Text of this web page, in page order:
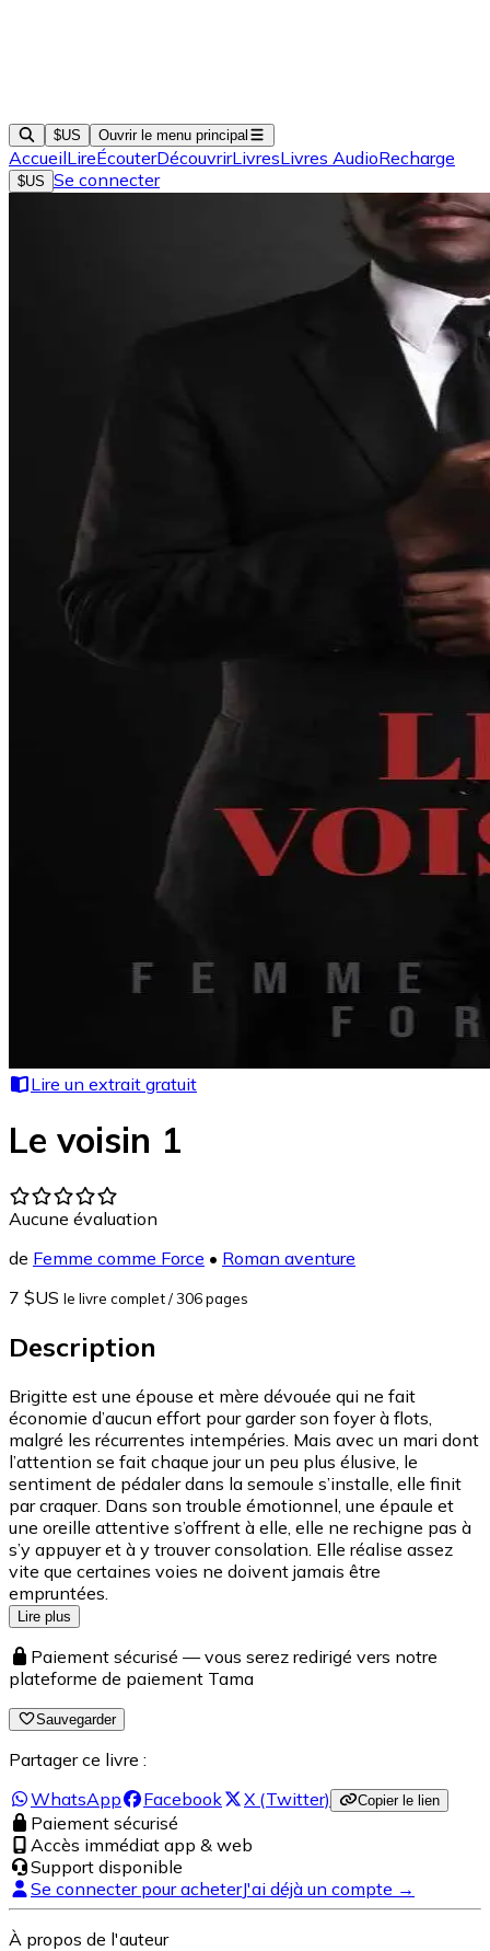
$US Ouvrir le menu principal
AccueilLireÉcouterDécouvrirLivresLivres AudioRecharge
$US Se connecter
Lire un extrait gratuit
Le voisin 1
Aucune évaluation
de Femme comme Force • Roman aventure
7 $US le livre complet/ 306 pages
Description
Brigitte est une épouse et mère dévouée qui ne fait
économie d’aucun effort pour garder son foyer à flots,
malgré les récurrentes intempéries. Mais avec un mari dont
l’attention se fait chaque jour un peu plus élusive, le
sentiment de pédaler dans la semoule s’installe, elle finit
par craquer. Dans son trouble émotionnel, une épaule et
une oreille attentive s’offrent à elle, elle ne rechigne pas à
s’y appuyer et à y trouver consolation. Elle réalise assez
vite que certaines voies ne doivent jamais être
empruntées.
Lire plus
Paiement sécurisé — vous serez redirigé vers notre
plateforme de paiement Tama
Sauvegarder
Partager ce livre :
WhatsApp
Facebook X (Twitter) Copier le lien
Paiement sécurisé
Accès immédiat app & web
Support disponible
Se connecter pour acheterJ'ai déjà un compte →
À propos de l'auteur